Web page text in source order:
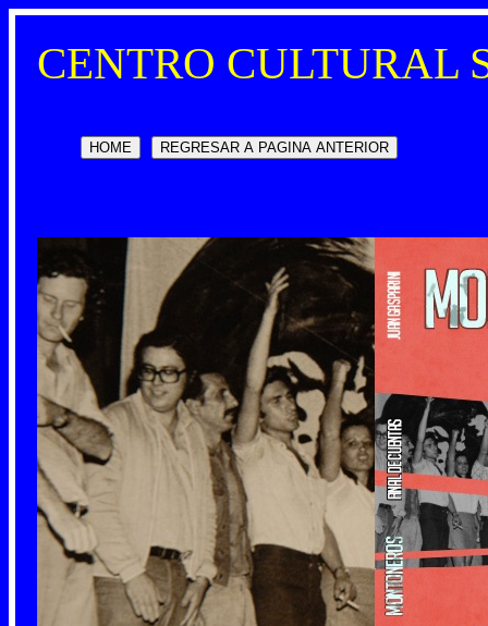
CENTRO CULTURAL
HOME REGRESAR A PAGINA ANTERIOR